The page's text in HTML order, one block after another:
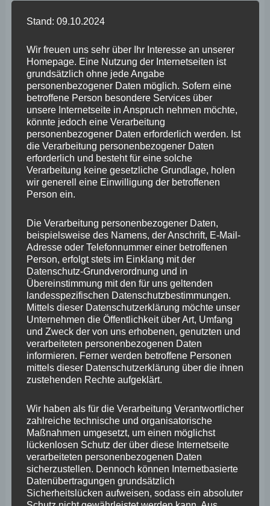
Energiepreise“, so Stephan Wefelscheid.
Der Europaabgeordnete Engin Eroglu kritisiert den
Vorstoß der EU, gegen den er im Europäischen
Parlament gestimmt hatte, scharf: „In den aktuellen
Zeiten ist es skandalös und völlig absurd, dass vielen
Menschen in Europa künftig der Anreiz genommen
werden soll, selbstverwaltet und klimaneutral ihre
Wärme zu produzieren. Der EU gehören nun mal nicht
Winter bedeutet. Für die skandinavischen
Mitgliedsstaaten wäre es unmöglich, diese Richtlinie
umzusetzen. Für sie ist Holz ein wichtiges Element, um
Wärme zu erzeugen. Aber auch in den Alpenstaaten
würde es problematisch.“ Der Europaabgeordnete
fordert „kein Verbot der Verwendung von Holz, sondern
eine nachhaltige Nutzung und umfangreiche
Anpflanzung“.
„Die Politik nimmt der Landbevölkerung hier mittelfristig
eine nachhaltige und kostengünstige Heizmöglichkeit,
ohne Not, und auch noch mitten in einer massiven
Energiekrise“, ergänzt Stephan Wefelscheid. „Damit
bestätigt die EU leider genau das, was böse Zungen ihr
schon lange unterstellen, nämlich, dass sie sich weit von
der Realität der Menschen entfernt hat. Das darf nicht
Stand: 09.10.2024
Wir freuen uns sehr über Ihr Interesse an unserer
Homepage. Eine Nutzung der Internetseiten ist
grundsätzlich ohne jede Angabe
personenbezogener Daten möglich. Sofern eine
betroffene Person besondere Services über
unsere Internetseite in Anspruch nehmen möchte,
könnte jedoch eine Verarbeitung
personenbezogener Daten erforderlich werden. Ist
die Verarbeitung personenbezogener Daten
erforderlich und besteht für eine solche
Verarbeitung keine gesetzliche Grundlage, holen
wir generell eine Einwilligung der betroffenen
Person ein.
Die Verarbeitung personenbezogener Daten,
beispielsweise des Namens, der Anschrift, E-Mail-
Adresse oder Telefonnummer einer betroffenen
Person, erfolgt stets im Einklang mit der
Datenschutz-Grundverordnung und in
Übereinstimmung mit den für uns geltenden
landesspezifischen Datenschutzbestimmungen.
Mittels dieser Datenschutzerklärung möchte unser
Unternehmen die Öffentlichkeit über Art, Umfang
und Zweck der von uns erhobenen, genutzten und
verarbeiteten personenbezogenen Daten
informieren. Ferner werden betroffene Personen
mittels dieser Datenschutzerklärung über die ihnen
zustehenden Rechte aufgeklärt.
Wir haben als für die Verarbeitung Verantwortlicher
zahlreiche technische und organisatorische
Maßnahmen umgesetzt, um einen möglichst
lückenlosen Schutz der über diese Internetseite
verarbeiteten personenbezogenen Daten
sicherzustellen. Dennoch können Internetbasierte
Datenübertragungen grundsätzlich
Sicherheitslücken aufweisen, sodass ein absoluter